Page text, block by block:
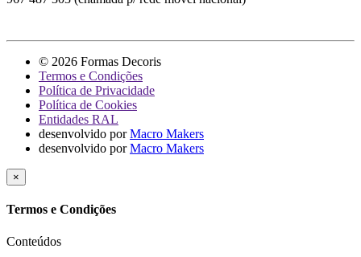
© 2026 Formas Decoris
Termos e Condições
Política de Privacidade
Política de Cookies
Entidades RAL
desenvolvido porMacro Makers
desenvolvido porMacro Makers
×
Termos e Condições
Conteúdos